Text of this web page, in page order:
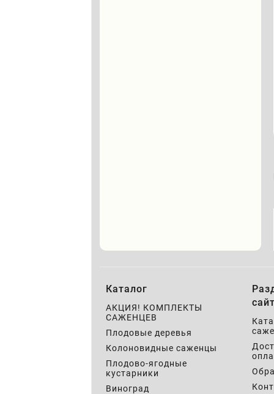
Каталог
АКЦИЯ! КОМПЛЕКТЫ
САЖЕНЦЕВ
Плодовые деревья
Колоновидные саженцы
Плодово-ягодные
кустарники
Виноград